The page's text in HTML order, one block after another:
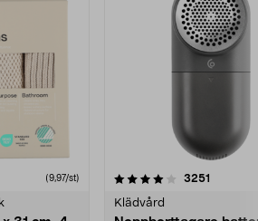
(9,97/st) 3251
Klädvård
4.5av 5 stjärnor